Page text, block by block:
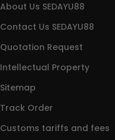
About Us SEDAYU88
Contact Us SEDAYU88
Quotation Request
Intellectual Property
Sitemap
Track Order
Customs tariffs and fees